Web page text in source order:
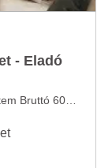
- Eladó